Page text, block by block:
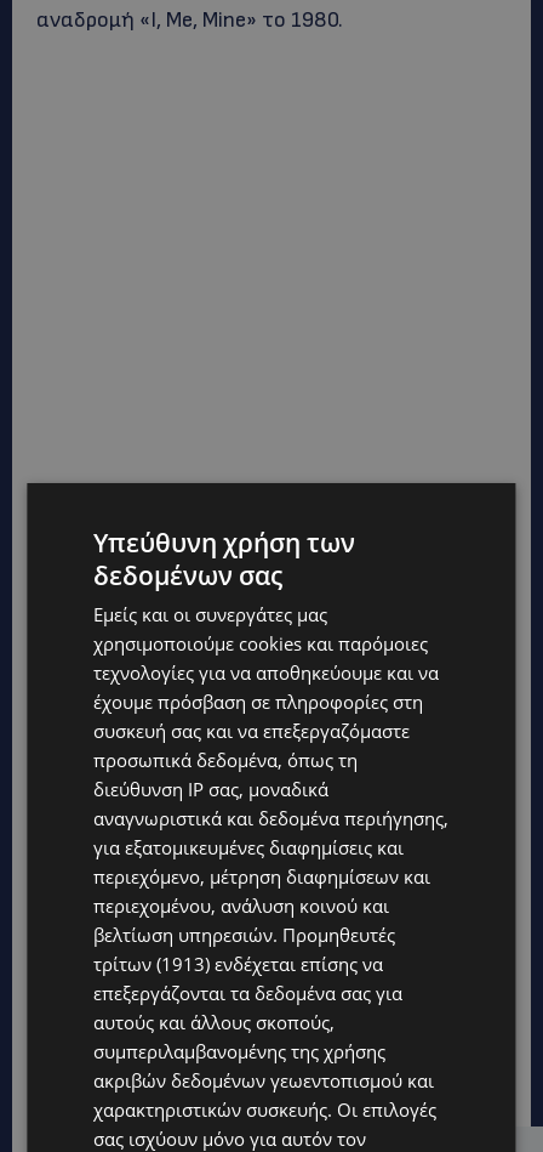
αναδρομή «I, Me, Mine» το 1980.
Υπεύθυνη χρήση των
δεδομένων σας
Εμείς και οι συνεργάτες μας
χρησιμοποιούμε cookies και παρόμοιες
τεχνολογίες για να αποθηκεύουμε και να
έχουμε πρόσβαση σε πληροφορίες στη
συσκευή σας και να επεξεργαζόμαστε
προσωπικά δεδομένα, όπως τη
διεύθυνση IP σας, μοναδικά
αναγνωριστικά και δεδομένα περιήγησης,
για εξατομικευμένες διαφημίσεις και
περιεχόμενο, μέτρηση διαφημίσεων και
περιεχομένου, ανάλυση κοινού και
βελτίωση υπηρεσιών. Προμηθευτές
τρίτων (1913) ενδέχεται επίσης να
επεξεργάζονται τα δεδομένα σας για
αυτούς και άλλους σκοπούς,
συμπεριλαμβανομένης της χρήσης
ακριβών δεδομένων γεωεντοπισμού και
χαρακτηριστικών συσκευής. Οι επιλογές
σας ισχύουν μόνο για αυτόν τον